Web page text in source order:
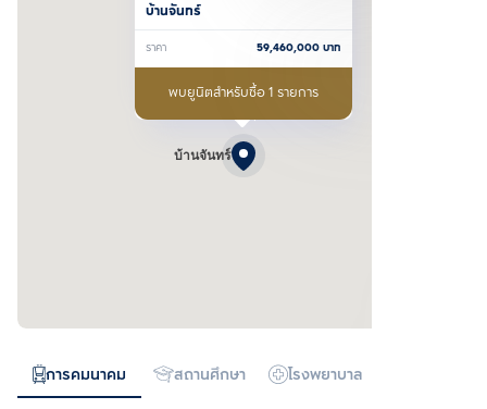
บ้านจันทร์
บ้านจันทร์
ราคา 59,460,000บาท
พบยูนิตสำหรับซื้อ 1 รายการ
การคมนาคม สถานศึกษา โรงพยาบาล